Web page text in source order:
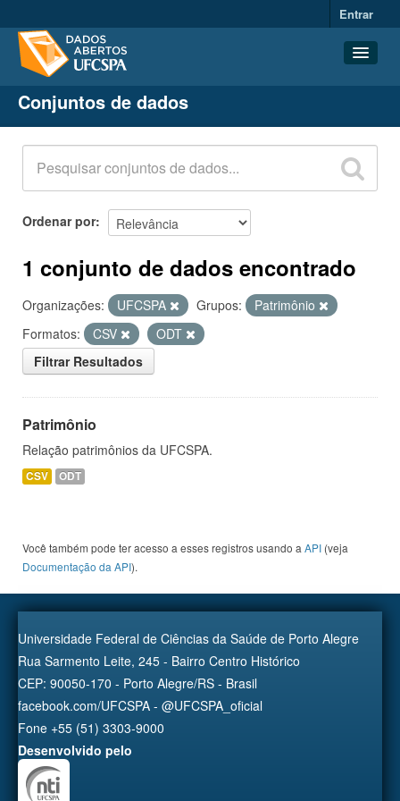
Entrar
Conjuntos de dados
Organizações
Grupos
Sobre
Conjuntos de dados
Ordenar por
1 conjunto de dados encontrado
Organizações: UFCSPA Grupos:
Patrimônio
Formatos:
CSV
ODT
Filtrar Resultados
Patrimônio
Relação patrimônios da UFCSPA.
CSV ODT
Você também pode ter acesso a esses registros usando a API (veja
Documentação da API).
Universidade Federal de Ciências da Saúde de Porto Alegre
Rua Sarmento Leite, 245 - Bairro Centro Histórico
CEP: 90050-170 - Porto Alegre/RS - Brasil
facebook.com/UFCSPA - @UFCSPA_oficial
Fone +55 (51) 3303-9000
Desenvolvido pelo